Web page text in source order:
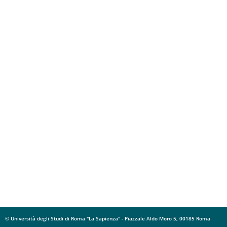
© Università degli Studi di Roma "La Sapienza" - Piazzale Aldo Moro 5, 00185 Roma